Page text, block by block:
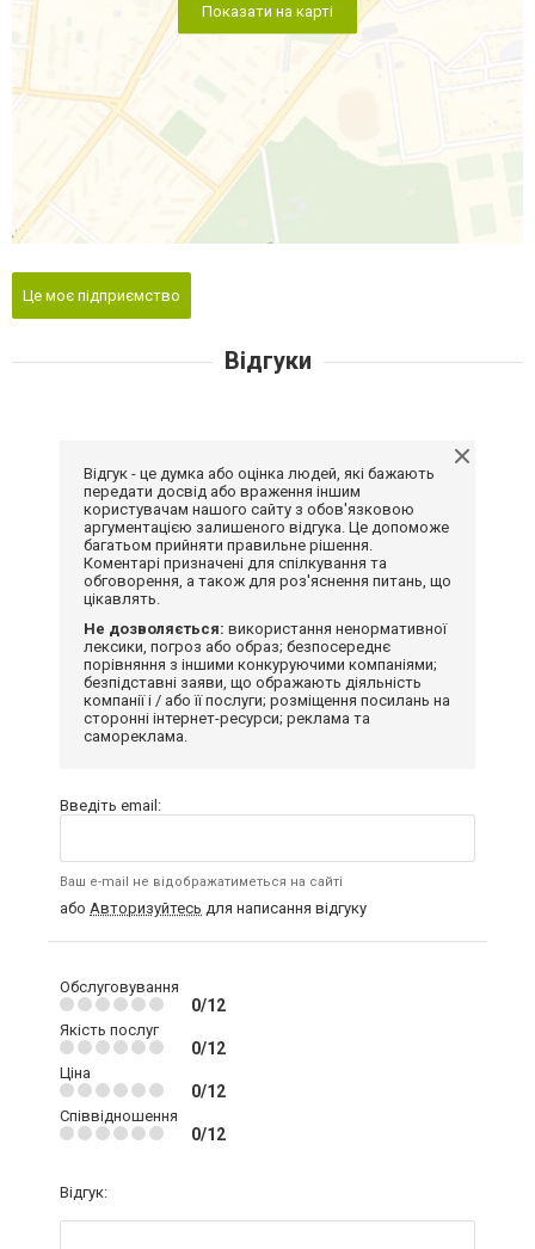
Показати на карті
Це моє підприємство
Відгуки
Відгук - це думка або оцінка людей, які бажають
передати досвід або враження іншим
користувачам нашого сайту з обов'язковою
аргументацією залишеного відгука. Це допоможе
багатьом прийняти правильне рішення.
Коментарі призначені для спілкування та
обговорення, а також для роз'яснення питань, що
цікавлять.
Не дозволяється: використання ненормативної
лексики, погроз або образ; безпосереднє
порівняння з іншими конкуруючими компаніями;
безпідставні заяви, що ображають діяльність
компанії і / або її послуги; розміщення посилань на
сторонні інтернет-ресурси; реклама та
самореклама.
Введіть email:
Ваш e-mail не відображатиметься на сайті
або Авторизуйтесь для написання відгуку
Обслуговування
0/12
Якість послуг
0/12
Ціна
0/12
Співвідношення
0/12
Відгук: